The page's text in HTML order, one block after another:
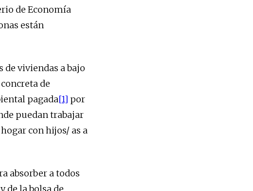
de Economía
están
de viviendas a bajo
de
pagada[1] por
puedan trabajar
con hijos/ as a
absorber a todos